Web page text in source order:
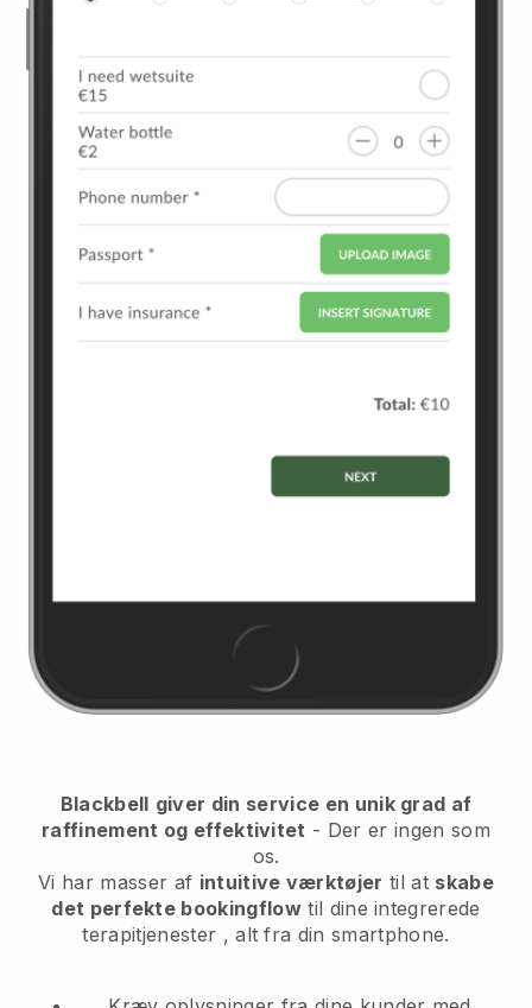
Blackbell giver din service en unik grad af
raffinement og effektivitet - Der er ingen som
os.
Vi har masser af intuitive værktøjer til at skabe
det perfekte bookingflow til dine integrerede
terapitjenester , alt fra din smartphone.